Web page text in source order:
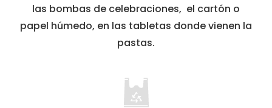
las bombas de celebraciones, el cartón o
papel húmedo, en las tabletas donde vienen la
pastas.